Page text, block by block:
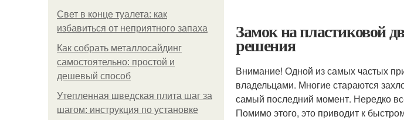
Свет в конце туалета: как
избавиться от неприятного запаха
Как собрать металлосайдинг
самостоятельно: простой и
дешевый способ
Утепленная шведская плита шаг за
шагом: инструкция по установке
Замок на пластиковой
решения
Внимание! Одной из самых частых
владельцами. Многие стараются
самый последний момент. Нередко
Помимо этого, это приводит к